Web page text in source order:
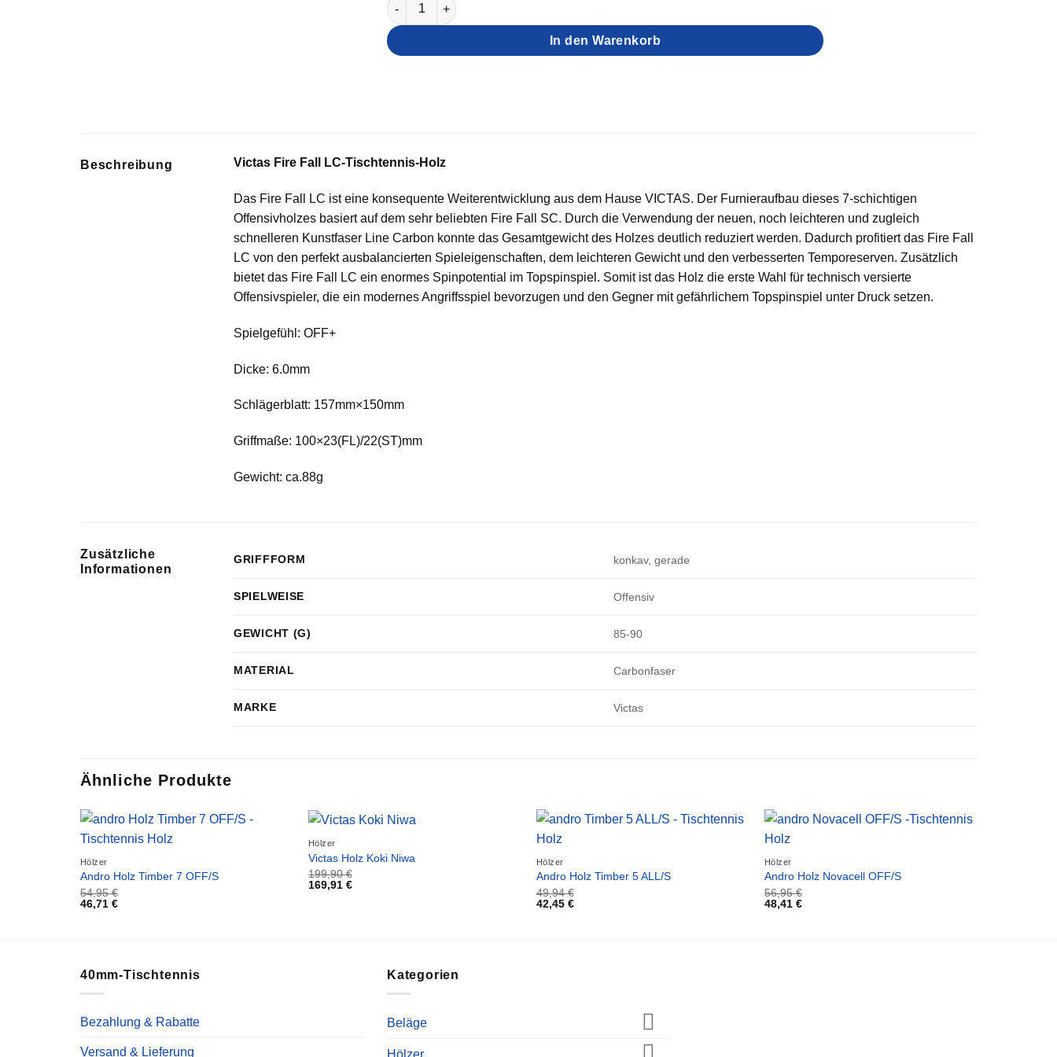
In den Warenkorb
Beschreibung Victas Fire Fall LC-Tischtennis-Holz
Das Fire Fall LC ist eine konsequente Weiterentwicklung aus dem Hause VICTAS. Der Furnieraufbau dieses 7-schichtigen
Offensivholzes basiert auf dem sehr beliebten Fire Fall SC. Durch die Verwendung der neuen, noch leichteren und zugleich
schnelleren Kunstfaser Line Carbon konnte das Gesamtgewicht des Holzes deutlich reduziert werden. Dadurch profitiert das Fire Fall
LC von den perfekt ausbalancierten Spieleigenschaften, dem leichteren Gewicht und den verbesserten Temporeserven. Zusätzlich
bietet das Fire Fall LC ein enormes Spinpotential im Topspinspiel. Somit ist das Holz die erste Wahl für technisch versierte
Offensivspieler, die ein modernes Angriffsspiel bevorzugen und den Gegner mit gefährlichem Topspinspiel unter Druck setzen.
Spielgefühl: OFF+
Dicke: 6.0mm
Schlägerblatt: 157mm×150mm
Griffmaße: 100×23(FL)/22(ST)mm
Gewicht: ca.88g
Zusätzliche
Informationen
GRIFFFORM konkav, gerade
SPIELWEISE Offensiv
GEWICHT (G) 85-90
MATERIAL Carbonfaser
MARKE Victas
Ähnliche Produkte
Hölzer
Andro Holz Timber 7 OFF/S
54,95€
46,71 €
Hölzer
Victas Holz Koki Niwa
199,90€
169,91 €
Hölzer
Andro Holz Timber 5 ALL/S
49,94€
42,45 €
Hölzer
Andro Holz Novacell OFF/S
56,95€
48,41 €
40mm-Tischtennis
Bezahlung & Rabatte
Versand & Lieferung
Kategorien
Beläge
Hölzer